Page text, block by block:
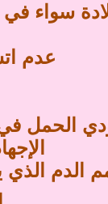
سواء في
عدم
الحمل
الذي